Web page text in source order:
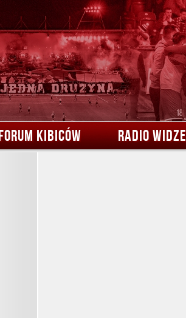
KIBICÓW RADIO